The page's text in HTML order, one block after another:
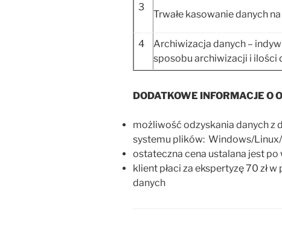
3
Trwałe kasowanie danych
4
Archiwizacja danych –
sposobu archiwizacji i ilości
DODATKOWE INFORMACJE O
możliwość odzyskania danych z
systemu plików: Windows/
ostateczna cena ustalana jest
klient płaci za ekspertyzę 70 zł
danych